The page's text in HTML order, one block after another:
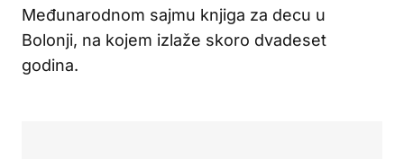
Međunarodnom sajmu knjiga za decu u
Bolonji, na kojem izlaže skoro dvadeset
godina.